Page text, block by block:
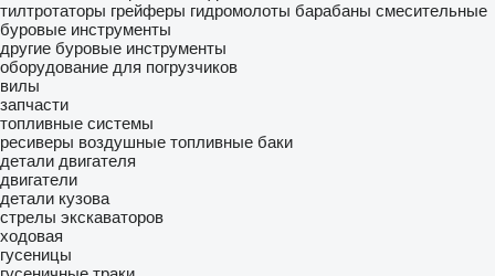
тилтротаторы грейферы гидромолоты барабаны смесительные
буровые инструменты
другие буровые инструменты
оборудование для погрузчиков
вилы
запчасти
топливные системы
ресиверы воздушные топливные баки
детали двигателя
двигатели
детали кузова
стрелы экскаваторов
ходовая
гусеницы